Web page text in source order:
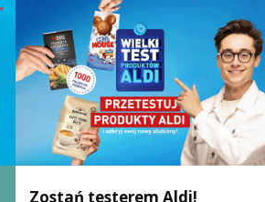
Zostań testerem Aldi!